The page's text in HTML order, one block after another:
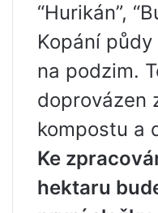
“Hurikán”,
Kopání
na podzim.
doprovázen
kompostu a
Ke
hektaru